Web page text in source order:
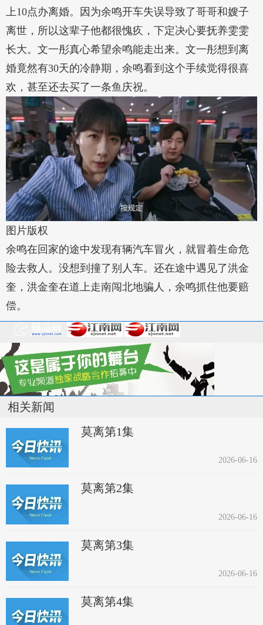
上10点办离婚。因为余鸣开车失误导致了哥哥和嫂子
离世，所以这辈子他都很愧疚，下定决心要抚养雯雯
长大。文一彤真心希望余鸣能走出来。文一彤想到离
婚竟然有30天的冷静期，余鸣看到这个手续觉得很喜
欢，甚至还去买了一条鱼庆祝。
图片版权
余鸣在回家的途中发现有辆汽车冒火，就冒着生命危
险去救人。没想到撞了别人车。还在途中遇见了洪金
奎，洪金奎在道上走南闯北地骗人，余鸣抓住他要赔
偿。
相关新闻
莫离第1集
2026-06-16
莫离第2集
2026-06-16
莫离第3集
2026-06-16
莫离第4集